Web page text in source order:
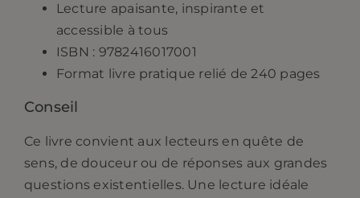
Lecture apaisante, inspirante et
accessible à tous
ISBN : 9782416017001
Format livre pratique relié de 240 pages
Conseil
Ce livre convient aux lecteurs en quête de
sens, de douceur ou de réponses aux grandes
questions existentielles. Une lecture idéale